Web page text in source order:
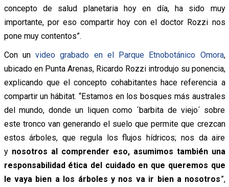
concepto de salud planetaria hoy en día, ha sido muy
importante, por eso compartir hoy con el doctor Rozzi nos
pone muy contentos”.
Con un video grabado en el Parque Etnobotánico Omora,
ubicado en Punta Arenas, Ricardo Rozzi introdujo su ponencia,
explicando que el concepto cohabitantes hace referencia a
compartir un hábitat. “Estamos en los bosques más australes
del mundo, donde un liquen como ´barbita de viejo´ sobre
este tronco van generando el suelo que permite que crezcan
estos árboles, que regula los flujos hídricos; nos da aire
y nosotros al comprender eso, asumimos también una
responsabilidad ética del cuidado en que queremos que
le vaya bien a los árboles y nos va ir bien a nosotros”,